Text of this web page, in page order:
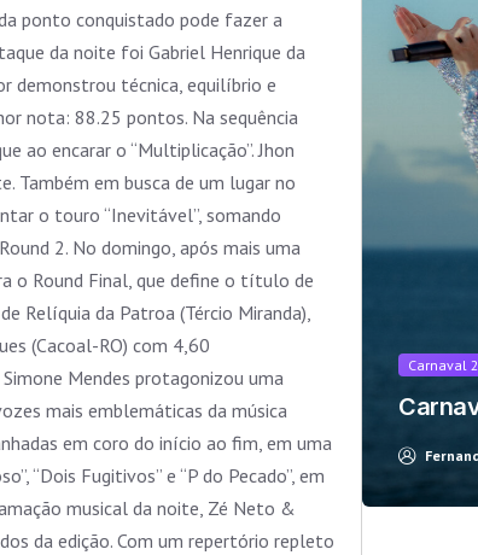
ponto conquistado pode fazer a
da noite foi Gabriel Henrique da
demonstrou técnica, equilíbrio e
nota: 88.25 pontos. Na sequência
ao encarar o “Multiplicação”. Jhon
Também em busca de um lugar no
o touro “Inevitável”, somando
2. No domingo, após mais uma
o Round Final, que define o título de
Relíquia da Patroa (Tércio Miranda),
(Cacoal-RO) com 4,60
Mendes protagonizou uma
mais emblemáticas da música
em coro do início ao fim, em uma
“Dois Fugitivos” e “P do Pecado”, em
musical da noite, Zé Neto &
da edição. Com um repertório repleto
Carnaval
like you're using an ad-blocker!
Yes, I will turn off Ad-Blocker No Thanks